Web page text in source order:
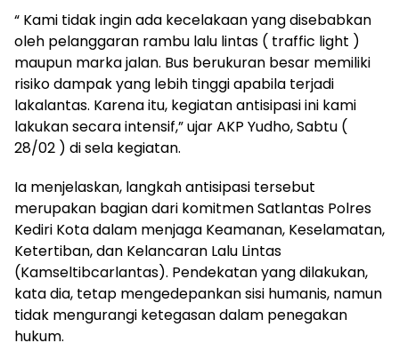
“ Kami tidak ingin ada kecelakaan yang disebabkan
oleh pelanggaran rambu lalu lintas ( traffic light )
maupun marka jalan. Bus berukuran besar memiliki
risiko dampak yang lebih tinggi apabila terjadi
lakalantas. Karena itu, kegiatan antisipasi ini kami
lakukan secara intensif,” ujar AKP Yudho, Sabtu (
28/02 ) di sela kegiatan.
Ia menjelaskan, langkah antisipasi tersebut
merupakan bagian dari komitmen Satlantas Polres
Kediri Kota dalam menjaga Keamanan, Keselamatan,
Ketertiban, dan Kelancaran Lalu Lintas
(Kamseltibcarlantas). Pendekatan yang dilakukan,
kata dia, tetap mengedepankan sisi humanis, namun
tidak mengurangi ketegasan dalam penegakan
hukum.